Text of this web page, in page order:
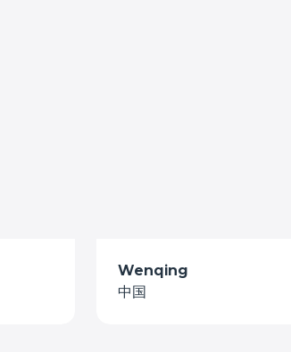
Wenqing
中国